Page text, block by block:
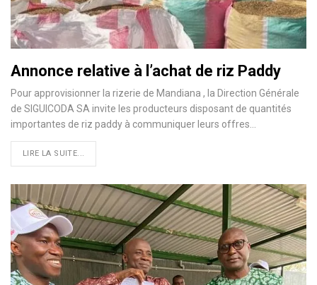
Annonce relative à l’achat de riz Paddy
Pour approvisionner la rizerie de Mandiana , la Direction Générale
de SIGUICODA SA invite les producteurs disposant de quantités
importantes de riz paddy à communiquer leurs offres…
LIRE LA SUITE...